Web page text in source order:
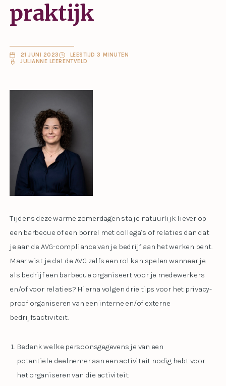
praktijk
21 JUNI 2023
LEESTIJD 3 MINUTEN
JULIANNE LEERENTVELD
Tijdens deze warme zomerdagen sta je natuurlijk liever op
een barbecue of een borrel met collega’s of relaties dan dat
je aan de AVG-compliance van je bedrijf aan het werken bent.
Maar wist je dat de AVG zelfs een rol kan spelen wanneer je
als bedrijf een barbecue organiseert voor je medewerkers
en/of voor relaties? Hierna volgen drie tips voor het privacy-
proof organiseren van een interne en/of externe
bedrijfsactiviteit.
Bedenk welke persoonsgegevens je van een
potentiële deelnemer aan een activiteit nodig hebt voor
het organiseren van die activiteit.